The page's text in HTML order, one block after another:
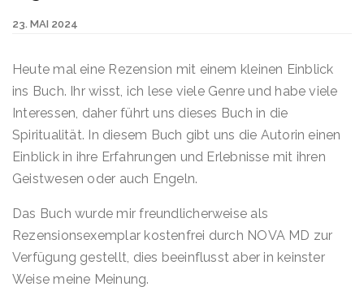
23. MAI 2024
Heute mal eine Rezension mit einem kleinen Einblick
ins Buch. Ihr wisst, ich lese viele Genre und habe viele
Interessen, daher führt uns dieses Buch in die
Spiritualität. In diesem Buch gibt uns die Autorin einen
Einblick in ihre Erfahrungen und Erlebnisse mit ihren
Geistwesen oder auch Engeln.
Das Buch wurde mir freundlicherweise als
Rezensionsexemplar kostenfrei durch NOVA MD zur
Verfügung gestellt, dies beeinflusst aber in keinster
Weise meine Meinung.